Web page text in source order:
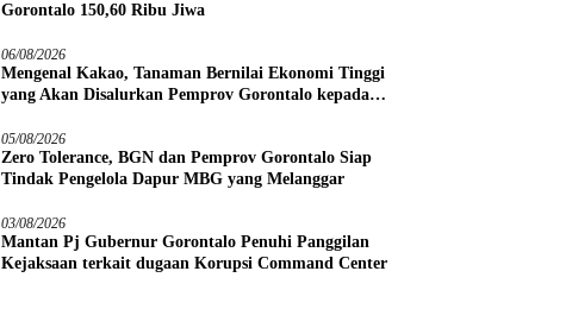
Gorontalo 150,60 Ribu Jiwa
06/08/2026
Mengenal Kakao, Tanaman Bernilai Ekonomi Tinggi
yang Akan Disalurkan Pemprov Gorontalo kepada
05/08/2026
Zero Tolerance, BGN dan Pemprov Gorontalo Siap
Tindak Pengelola Dapur MBG yang Melanggar
03/08/2026
Mantan Pj Gubernur Gorontalo Penuhi Panggilan
Kejaksaan terkait dugaan Korupsi Command Center